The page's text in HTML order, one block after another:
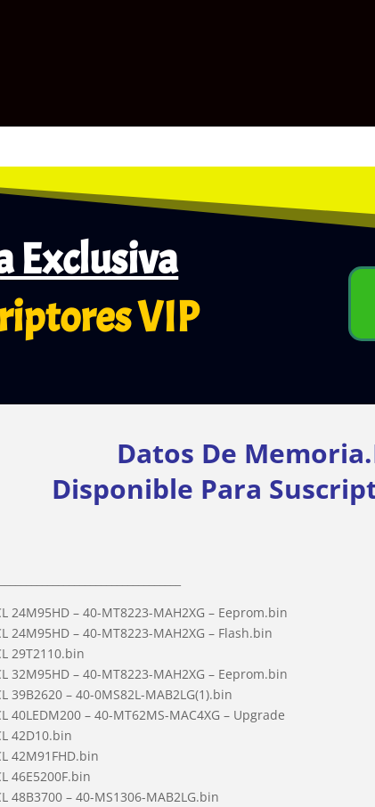
Exclusiva
VIP
Datos De
Disponible Para
24M95HD – 40-MT8223-MAH2XG – Eeprom.bin
24M95HD – 40-MT8223-MAH2XG – Flash.bin
29T2110.bin
32M95HD – 40-MT8223-MAH2XG – Eeprom.bin
39B2620 – 40-0MS82L-MAB2LG(1).bin
40LEDM200 – 40-MT62MS-MAC4XG – Upgrade
42D10.bin
42M91FHD.bin
46E5200F.bin
48B3700 – 40-MS1306-MAB2LG.bin